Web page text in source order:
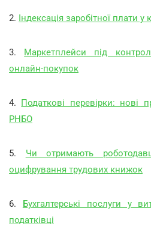
2. Індексація заробітної плати у
3. Маркетплейси під
онлайн-покупок
4. Податкові перевірки: нові
РНБО
5. Чи отримають
оцифрування трудових книжок
6. Бухгалтерські послуги у
податківці